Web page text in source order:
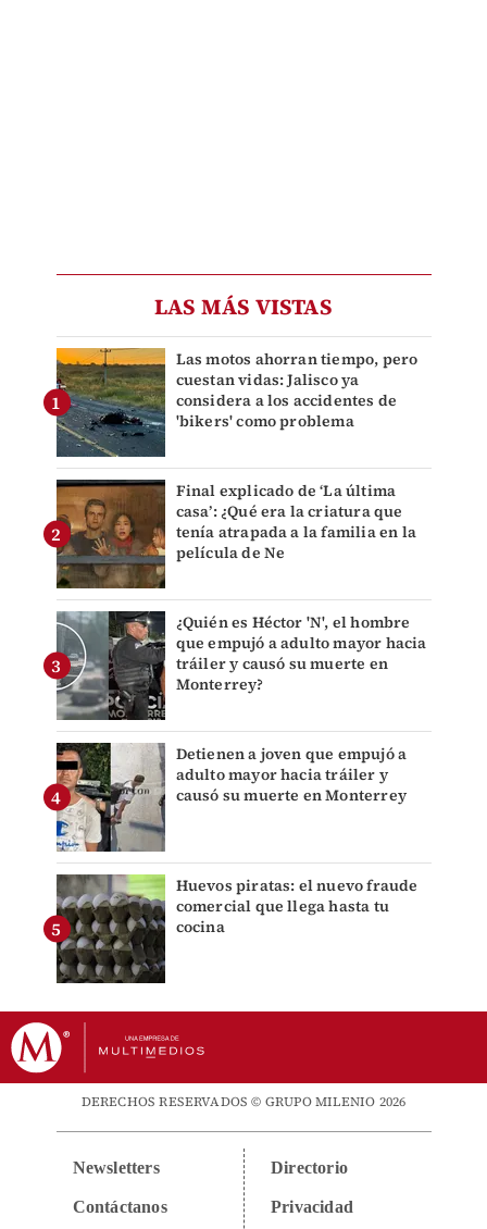
LAS MÁS VISTAS
Las motos ahorran tiempo, pero
cuestan vidas: Jalisco ya
considera a los accidentes de
'bikers' como problema
Final explicado de ‘La última
casa’: ¿Qué era la criatura que
tenía atrapada a la familia en la
película de Ne
¿Quién es Héctor 'N', el hombre
que empujó a adulto mayor hacia
tráiler y causó su muerte en
Monterrey?
Detienen a joven que empujó a
adulto mayor hacia tráiler y
causó su muerte en Monterrey
Huevos piratas: el nuevo fraude
comercial que llega hasta tu
cocina
DERECHOS RESERVADOS © GRUPO MILENIO 2026
Newsletters
Contáctanos
Directorio
Privacidad